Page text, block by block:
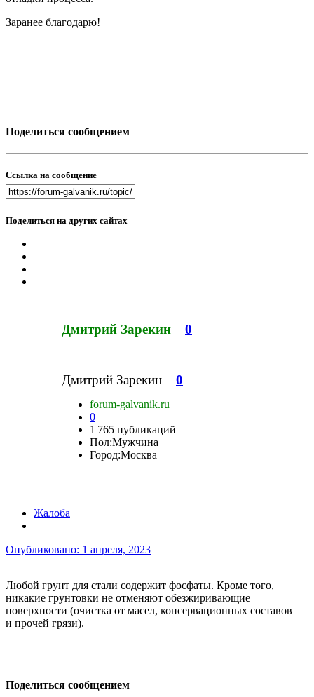
Заранее благодарю!
Поделиться сообщением
Ссылка на сообщение
Поделиться на других сайтах
Дмитрий Зарекин 0
Дмитрий Зарекин 0
forum-galvanik.ru
0
1 765 публикаций
Пол:Мужчина
Город:Москва
Жалоба
Опубликовано: 1 апреля, 2023
Любой грунт для стали содержит фосфаты. Кроме того,
никакие грунтовки не отменяют обезжиривающие
поверхности (очистка от масел, консервационных составов
и прочей грязи).
Поделиться сообщением